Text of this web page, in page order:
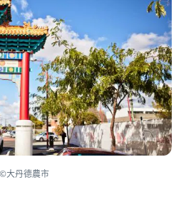
大丹德農市